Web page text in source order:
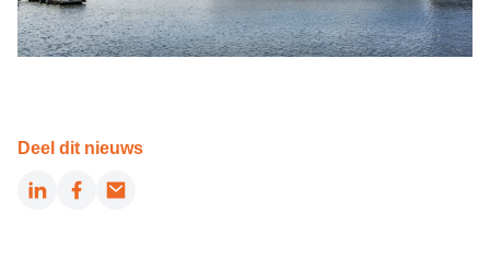
Deel dit nieuws
LinkedInFacebook
Email